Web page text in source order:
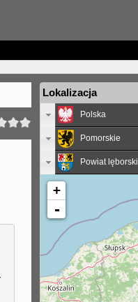
Lokalizacja
Polska
Pomorskie
Powiat lęborski
+
-